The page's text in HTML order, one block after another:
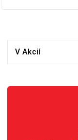
V Akcií